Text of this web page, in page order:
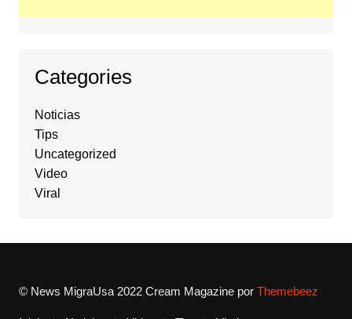
Categories
Noticias
Tips
Uncategorized
Video
Viral
© News MigraUsa 2022Cream Magazine por Themebeez